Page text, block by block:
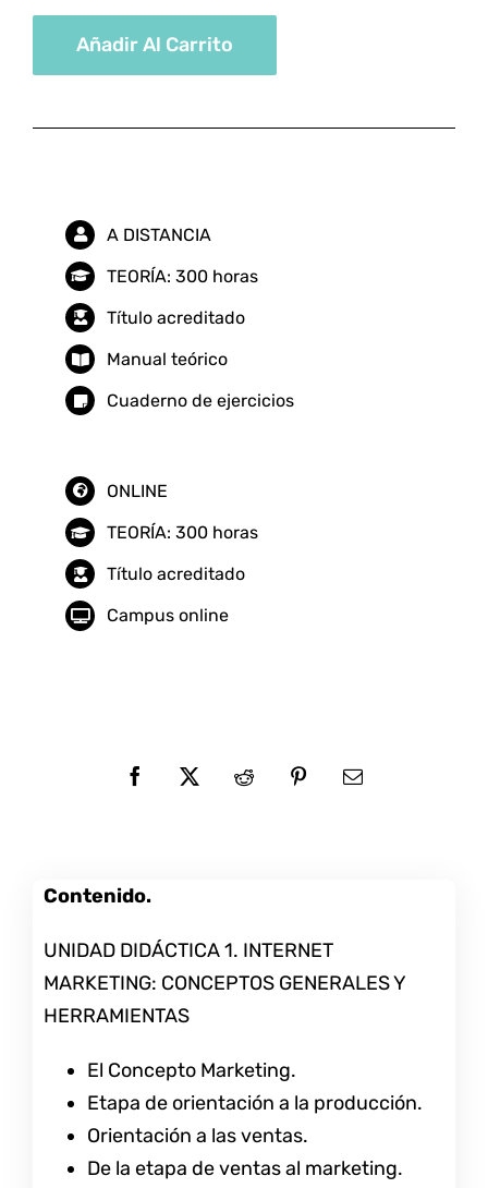
Diseño
Y
cantidad
Añadir Al Carrito
A DISTANCIA
TEORÍA: 300 horas
Título acreditado
Manual teórico
Cuaderno de ejercicios
ONLINE
TEORÍA: 300 horas
Título acreditado
Campus online
Contenido.
UNIDAD DIDÁCTICA 1. INTERNET
MARKETING: CONCEPTOS GENERALES Y
HERRAMIENTAS
El Concepto Marketing.
Etapa de orientación a la producción.
Orientación a las ventas.
De la etapa de ventas al marketing.